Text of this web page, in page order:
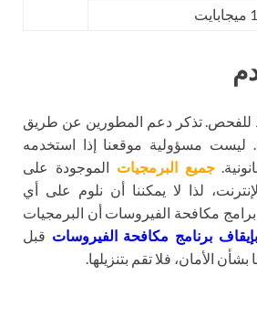
تذكر دعم المطورين عن طريق
ليست مسؤولية موقعنا إذا استخدمه
جميع البرمجيات الموجودة على
لذا لا يمكننا أن نلوم على أي
مكافحة الفيروسات أن البرمجيات
برنامج مكافحة الفيروسات قبل
الأمان، فلا تقم بتنزيلها.